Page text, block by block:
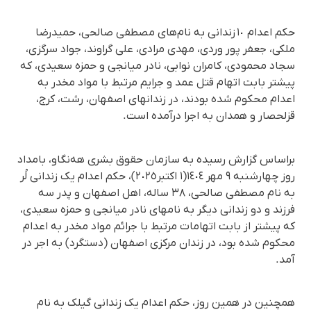
حکم اعدام ١٠ زندانی بە نام‌های مصطفی صالحی، حمیدرضا
ملکی، جعفر پور وردی، مهدی مرادی، علی گراوند، جواد سرگزی،
سجاد محمودی، کامران نوابی، نادر میانجی و حمزه سعیدی، که
پیشتر بابت اتهام قتل عمد و جرایم مرتبط با مواد مخدر به
اعدام محکوم شده بودند، در زندانهای اصفهان، رشت، کرج،
قزلحصار و همدان به اجرا درآمده است.
براساس گزارش رسیده به سازمان حقوق بشری هه‌نگاو، بامداد
روز چهارشنبە ٩ مهر ١٤٠٤(١ اکتبر٢٠٢٥)، حکم اعدام یک زندانی لُر
بە نام مصطفی صالحی، ٣٨ سالە، اهل اصفهان و پدر سە
فرزند و دو زندانی دیگر بە نامهای نادر میانجی و حمزه سعیدی،
کە پیشتر از بابت اتهامات مرتبط با جرائم مواد مخدر به اعدام
محکوم شده بود، در زندان مرکزی اصفهان (دستگرد) به اجر در
آمد.
همچنین در همین روز، حکم اعدام یک زندانی گیلک بە نام